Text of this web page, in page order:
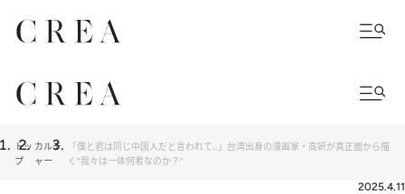
トッ
プ
カルチ
ャー
「僕と君は同じ中国人だと言われて…」台湾出身の漫画家・高妍が真正面から描
く“我々は一体何者なのか？”
2025.4.11